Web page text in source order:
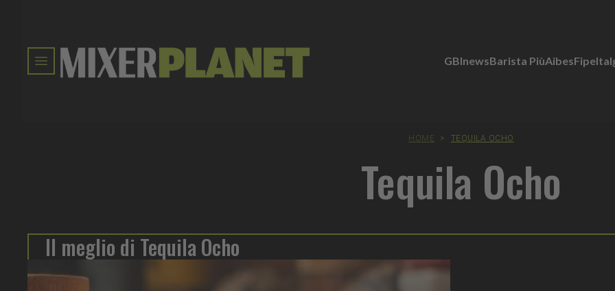
GBInewsBarista PiùAibesFipe
HOME > TEQUILA OCHO
Tequila Ocho
Il meglio di Tequila Ocho